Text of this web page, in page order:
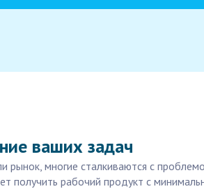
ваших задач
рынок, многие сталкиваются с
получить рабочий продукт с